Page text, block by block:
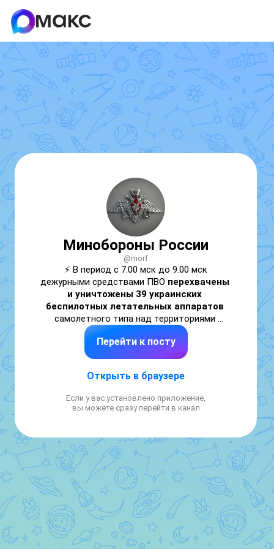
Минобороны России
@morf
⚡️ В период с 7.00 мск до 9.00 мск
дежурными средствами ПВО перехвачены
и уничтожены 39 украинских
беспилотных летательных аппаратов
самолетного типа над территориями
Белгородской, Брянской, Воронежской,
Калужской, Курской, Тульской, Рязанской и
Липецкой областей.
Минобороны России
Перейти к посту
Открыть в браузере
Если у вас установлено приложение,
вы можете сразу перейти в канал